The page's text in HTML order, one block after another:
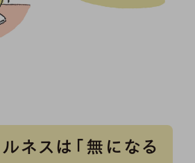
ネスは「無になる